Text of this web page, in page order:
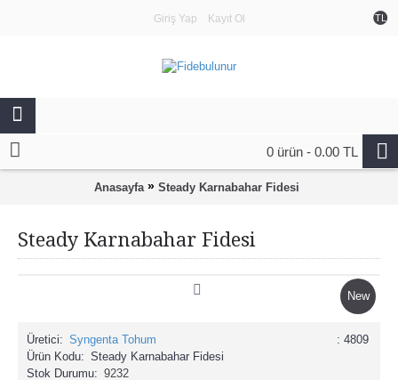
TL
Giriş Yap Kayıt Ol
0 ürün - 0.00 TL
Anasayfa » Steady Karnabahar Fidesi
Steady Karnabahar Fidesi
New
: 4809
Üretici: Syngenta Tohum
Ürün Kodu: Steady Karnabahar Fidesi
Stok Durumu: 9232